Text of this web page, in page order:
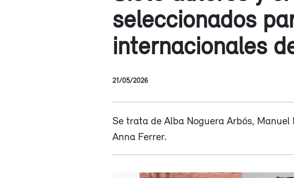
seleccionados
internacionales
21/05/2026
Se trata de Alba Noguera Arbós,
Anna Ferrer.